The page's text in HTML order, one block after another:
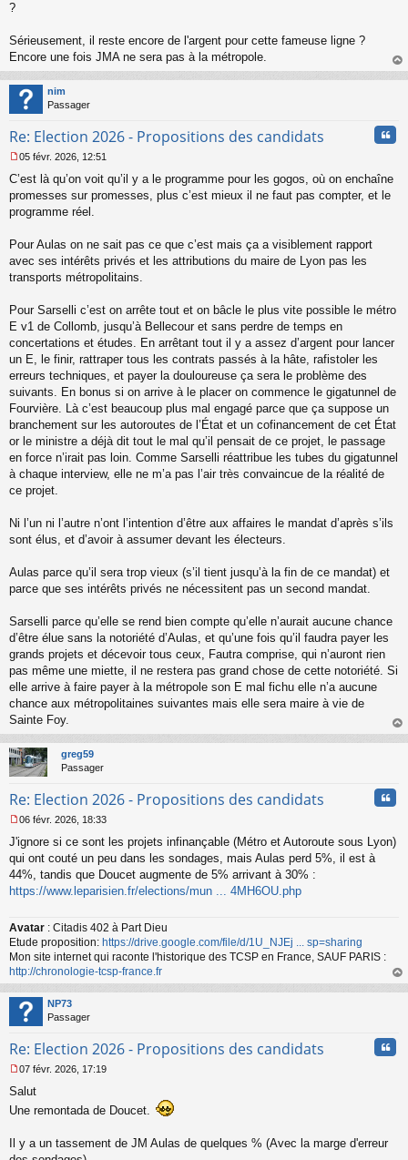
e
n
o
n
l
u
?
Sérieusement, il reste encore de l'argent pour cette fameuse ligne ?
Encore une fois JMA ne sera pas à la métropole.
au
nim
Passager
Re: Election 2026 - Propositions des candidats
e
s
s
e
n
o
u
05 févr. 2026, 12:51
C’est là qu’on voit qu’il y a le programme pour les gogos, où on enchaîne
promesses sur promesses, plus c’est mieux il ne faut pas compter, et le
programme réel.
Pour Aulas on ne sait pas ce que c’est mais ça a visiblement rapport
avec ses intérêts privés et les attributions du maire de Lyon pas les
transports métropolitains.
Pour Sarselli c’est on arrête tout et on bâcle le plus vite possible le métro
E v1 de Collomb, jusqu’à Bellecour et sans perdre de temps en
concertations et études. En arrêtant tout il y a assez d’argent pour lancer
un E, le finir, rattraper tous les contrats passés à la hâte, rafistoler les
erreurs techniques, et payer la douloureuse ça sera le problème des
suivants. En bonus si on arrive à le placer on commence le gigatunnel de
Fourvière. Là c’est beaucoup plus mal engagé parce que ça suppose un
branchement sur les autoroutes de l’État et un cofinancement de cet État
or le ministre a déjà dit tout le mal qu’il pensait de ce projet, le passage
en force n’irait pas loin. Comme Sarselli réattribue les tubes du gigatunnel
à chaque interview, elle ne m’a pas l’air très convaincue de la réalité de
ce projet.
Ni l’un ni l’autre n’ont l’intention d’être aux affaires le mandat d’après s’ils
sont élus, et d’avoir à assumer devant les électeurs.
Aulas parce qu’il sera trop vieux (s’il tient jusqu’à la fin de ce mandat) et
parce que ses intérêts privés ne nécessitent pas un second mandat.
Sarselli parce qu’elle se rend bien compte qu’elle n’aurait aucune chance
d’être élue sans la notoriété d’Aulas, et qu’une fois qu’il faudra payer les
grands projets et décevoir tous ceux, Fautra comprise, qui n’auront rien
pas même une miette, il ne restera pas grand chose de cette notoriété. Si
elle arrive à faire payer à la métropole son E mal fichu elle n’a aucune
chance aux métropolitaines suivantes mais elle sera maire à vie de
Sainte Foy.
au
greg59
Passager
Re: Election 2026 - Propositions des candidats
e
s
s
g
n
o
n
l
u
06 févr. 2026, 18:33
J'ignore si ce sont les projets infinançable (Métro et Autoroute sous Lyon)
qui ont couté un peu dans les sondages, mais Aulas perd 5%, il est à
44%, tandis que Doucet augmente de 5% arrivant à 30% :
https://www.leparisien.fr/elections/mun ... 4MH6OU.php
Avatar : Citadis 402 à Part Dieu
Etude proposition: https://drive.google.com/file/d/1U_NJEj ... sp=sharing
Mon site internet qui raconte l'historique des TCSP en France, SAUF PARIS :
http://chronologie-tcsp-france.fr
au
NP73
Passager
Re: Election 2026 - Propositions des candidats
e
s
g
07 févr. 2026, 17:19
Salut
Une remontada de Doucet.
Il y a un tassement de JM Aulas de quelques % (Avec la marge d'erreur